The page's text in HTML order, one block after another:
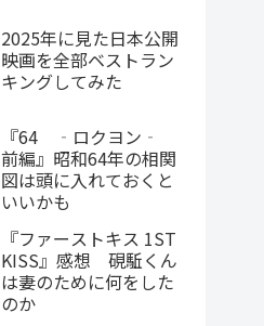
2025年に見た日本公開
映画を全部ベストラン
キングしてみた
『64 ‐ロクヨン‐
前編』昭和64年の相関
図は頭に入れておくと
いいかも
『ファーストキス 1ST
KISS』感想 硯駈くん
は妻のために何をした
のか